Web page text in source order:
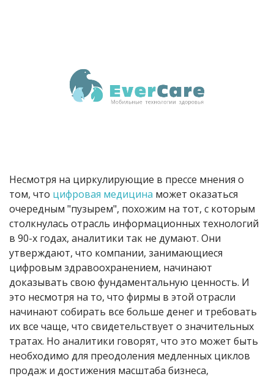
Несмотря на циркулирующие в прессе мнения о
том, что цифровая медицина может оказаться
очередным "пузырем", похожим на тот, с которым
столкнулась отрасль информационных технологий
в 90-х годах, аналитики так не думают. Они
утверждают, что компании, занимающиеся
цифровым здравоохранением, начинают
доказывать свою фундаментальную ценность. И
это несмотря на то, что фирмы в этой отрасли
начинают собирать все больше денег и требовать
их все чаще, что свидетельствует о значительных
тратах. Но аналитики говорят, что это может быть
необходимо для преодоления медленных циклов
продаж и достижения масштаба бизнеса,